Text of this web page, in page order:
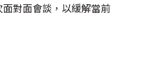
對面會談，以緩解當前